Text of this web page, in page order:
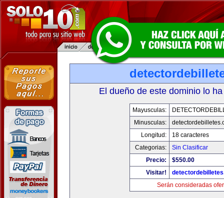
El dueño de este dominio lo
Mayusculas:
Minusculas:
Longitud:
18 caracteres
Categorias:
Sin Clasificar
Precio:
$550.00
Visitar!
Serán consideradas